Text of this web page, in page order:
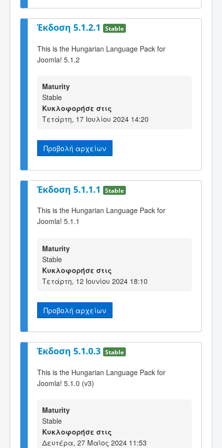
Έκδοση 5.1.2.1 Stable
This is the Hungarian Language Pack for
Joomla! 5.1.2
Maturity
Stable
Κυκλοφορήσε στις
Τετάρτη, 17 Ιουλίου 2024 14:20
Προβολή αρχείων
Έκδοση 5.1.1.1 Stable
This is the Hungarian Language Pack for
Joomla! 5.1.1
Maturity
Stable
Κυκλοφορήσε στις
Τετάρτη, 12 Ιουνίου 2024 18:10
Προβολή αρχείων
Έκδοση 5.1.0.3 Stable
This is the Hungarian Language Pack for
Joomla! 5.1.0 (v3)
Maturity
Stable
Κυκλοφορήσε στις
Δευτέρα, 27 Μαϊος 2024 11:53